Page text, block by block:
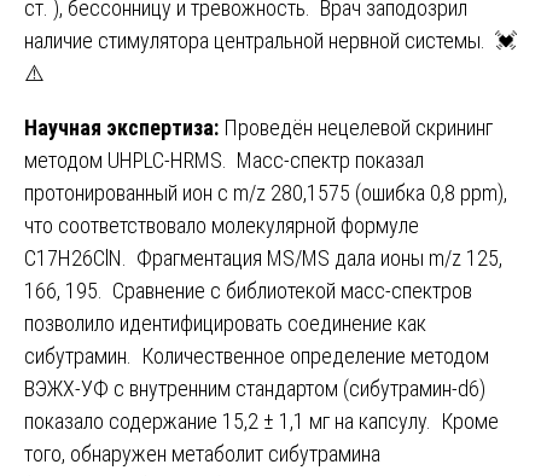
ст. ), бессонницу и тревожность. Врач заподозрил
наличие стимулятора центральной нервной системы. 💓
⚠️
Научная экспертиза: Проведён нецелевой скрининг
методом UHPLC-HRMS. Масс-спектр показал
протонированный ион с m/z 280,1575 (ошибка 0,8 ppm),
что соответствовало молекулярной формуле
C17H26ClN. Фрагментация MS/MS дала ионы m/z 125,
166, 195. Сравнение с библиотекой масс-спектров
позволило идентифицировать соединение как
сибутрамин. Количественное определение методом
ВЭЖХ-УФ с внутренним стандартом (сибутрамин-d6)
показало содержание 15,2 ± 1,1 мг на капсулу. Кроме
того, обнаружен метаболит сибутрамина